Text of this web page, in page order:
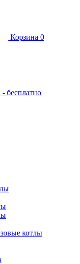
Корзина 0
бесплатно
котлы